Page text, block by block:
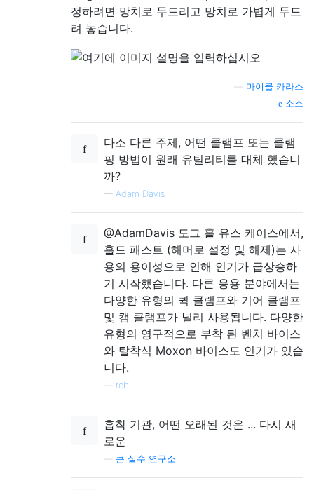
정하려면 망치로 두드리고 망치로 가볍게 두드
려 놓습니다.
마이클 카라스
소스
다소 다른 주제, 어떤 클램프 또는 클램
핑 방법이 원래 유틸리티를 대체 했습니
까?
— Adam Davis
@AdamDavis 도그 홀 유스 케이스에서,
홀드 패스트 (해머로 설정 및 해제)는 사
용의 용이성으로 인해 인기가 급상승하
기 시작했습니다. 다른 응용 분야에서는
다양한 유형의 퀵 클램프와 기어 클램프
및 캠 클램프가 널리 사용됩니다. 다양한
유형의 영구적으로 부착 된 벤치 바이스
와 탈착식 Moxon 바이스도 인기가 있습
니다.
rob
흡착 기관, 어떤 오래된 것은 ... 다시 새
로운
큰 실수 연구소